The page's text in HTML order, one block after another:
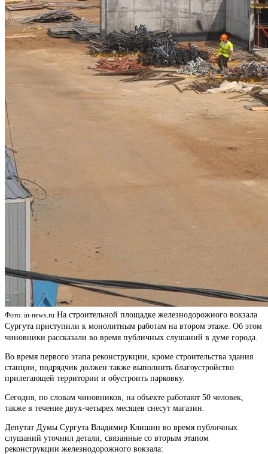
Фото: in-news.ru На строительной площадке железнодорожного вокзала
Сургута приступили к монолитным работам на втором этаже. Об этом
чиновники рассказали во время публичных слушаний в думе города.
Во время первого этапа реконструкции, кроме строительства здания
станции, подрядчик должен также выполнить благоустройство
прилегающей территории и обустроить парковку.
Сегодня, по словам чиновников, на объекте работают 50 человек,
также в течение двух-четырех месяцев снесут магазин.
Депутат Думы Сургута Владимир Клишин во время публичных
слушаний уточнил детали, связанные со вторым этапом
реконструкции железнодорожного вокзала: